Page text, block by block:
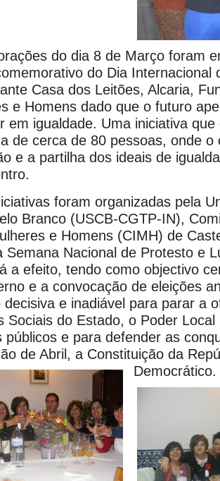
do dia 8 de Março foram
do Dia Internacional
Casa dos Leitões, Alcaria,
e Homens dado que o futuro
em igualdade. Uma iniciativa
de cerca de 80 pessoas, onde o
e a partilha dos ideais de
foram organizadas pela
Branco (USCB-CGTP-IN),
e Homens (CIMH) de
Semana Nacional de Protesto e
a efeito, tendo como objectivo
e a convocação de eleições
decisiva e inadiável para parar a
Sociais do Estado, o Poder
públicos e para defender as
de Abril, a Constituição da
Democrático.